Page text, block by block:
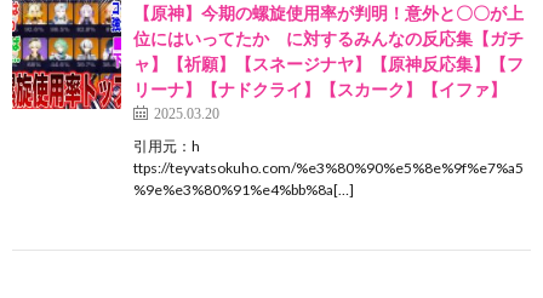
【原神】今期の螺旋使用率が判明！意外と〇〇が上
位にはいってたか に対するみんなの反応集【ガチ
ャ】【祈願】【スネージナヤ】【原神反応集】【フ
リーナ】【ナドクライ】【スカーク】【イファ】
2025.03.20
引用元：h
ttps://teyvatsokuho.com/%e3%80%90%e5%8e%9f%e7%a5
%9e%e3%80%91%e4%bb%8a[…]